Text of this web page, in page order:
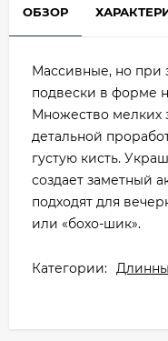
ОБЗОР
Массивные, но при
подвески в форме
Множество мелких
детальной
густую кисть.
создает заметный
подходят для
или «бохо-шик».
Категории: